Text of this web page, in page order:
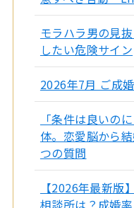
モラハラ男の見
したい危険サイン
2026年7月 ご成
「条件は良いの
体。恋愛脳から
つの質問
【2026年最新版
相談所は？成婚